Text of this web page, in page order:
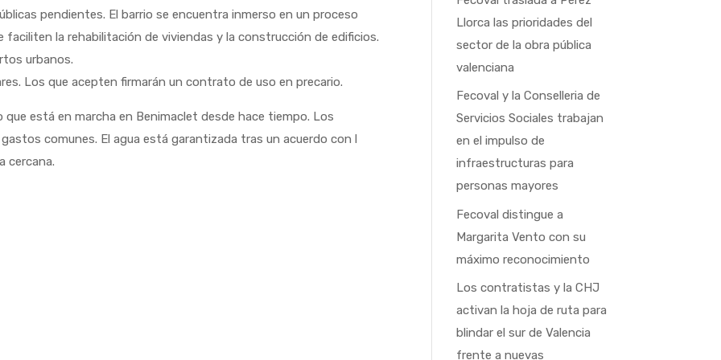
pendientes. El barrio se encuentra inmerso en un proceso
la rehabilitación de viviendas y la construcción de edificios.
urbanos.
Los que acepten firmarán un contrato de uso en precario.
está en marcha en Benimaclet desde hace tiempo. Los
comunes. El agua está garantizada tras un acuerdo con l
cercana.
Llorca las prioridades del
sector de la obra pública
valenciana
Fecoval y la Conselleria de
Servicios Sociales trabajan
en el impulso de
infraestructuras para
personas mayores
Fecoval distingue a
Margarita Vento con su
máximo reconocimiento
Los contratistas y la CHJ
activan la hoja de ruta para
blindar el sur de Valencia
frente a nuevas